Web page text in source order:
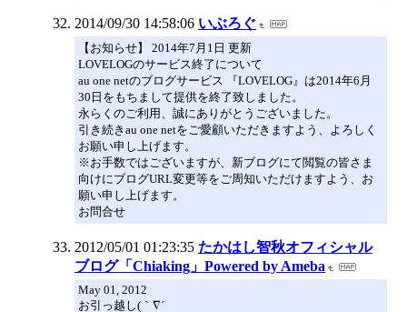
2014/09/30 14:58:06 いぶろぐ
【お知らせ】 2014年7月1日 更新
LOVELOGのサービス終了について
au one netのブログサービス 『LOVELOG』は2014年6月
30日をもちまして提供を終了致しました。
永らくのご利用、誠にありがとうございました。
引き続きau one netをご愛顧いただきますよう、よろしく
お願い申し上げます。
※お手数ではございますが、新ブログにて閲覧の皆さま
向けにブログURL変更等をご周知いただけますよう、お
願い申し上げます。
お問合せ
2012/05/01 01:23:35 たかはし智秋オフィシャル
ブログ「Chiaking」Powered by Ameba
May 01, 2012
お引っ越し(｀∇´ゞ